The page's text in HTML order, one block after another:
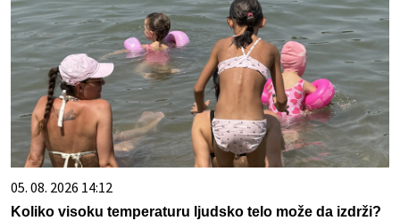
05. 08. 2026 14:12
Koliko visoku temperaturu ljudsko telo može da izdrži?